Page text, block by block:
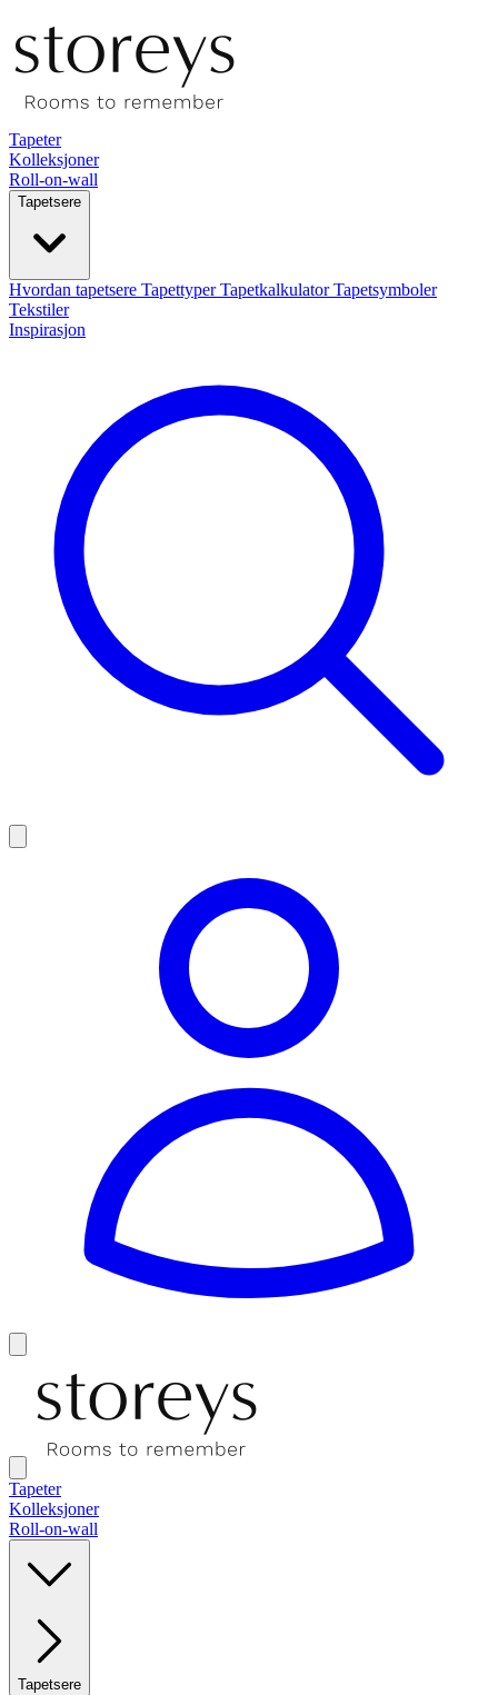
Tapeter
Kolleksjoner
Roll-on-wall
Tapetsere
Hvordan tapetsere TapettyperTapetkalkulatorTapetsymboler
Tekstiler
Inspirasjon
Tapeter
Kolleksjoner
Roll-on-wall
Tapetsere